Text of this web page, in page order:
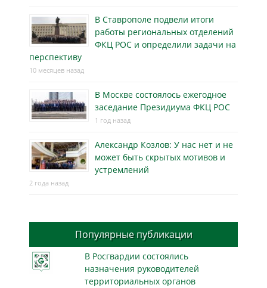
В Ставрополе подвели итоги
работы региональных отделений
ФКЦ РОС и определили задачи на
перспективу
10 месяцев назад
В Москве состоялось ежегодное
заседание Президиума ФКЦ РОС
1 год назад
Александр Козлов: У нас нет и не
может быть скрытых мотивов и
устремлений
2 года назад
Популярные публикации
В Росгвардии состоялись
назначения руководителей
территориальных органов